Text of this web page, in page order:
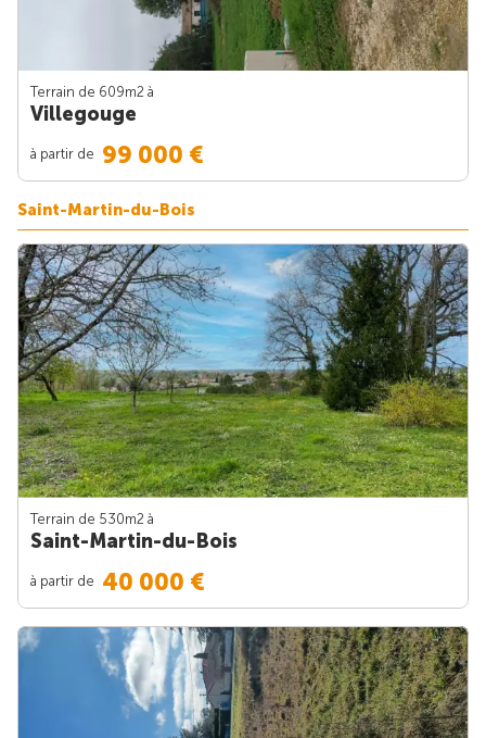
Terrain de 609m2 à
Villegouge
à partir de 99 000 €
Saint-Martin-du-Bois
Terrain de 530m2 à
Saint-Martin-du-Bois
à partir de 40 000 €